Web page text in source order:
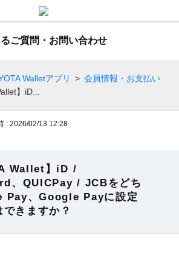
ご質問・お問い合わせ
Walletアプリ > 会員情報・お支払い
】iD...
: 2026/02/13 12:28
Wallet】iD /
、QUICPay / JCBをどち
Pay、Google Payに設定
きますか？